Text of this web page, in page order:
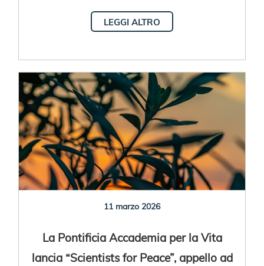
LEGGI ALTRO
11 marzo 2026
La Pontificia Accademia per la Vita
lancia “Scientists for Peace”, appello ad